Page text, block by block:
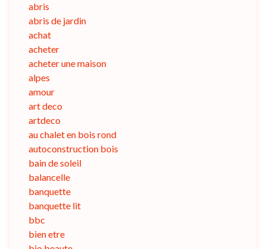
abris
abris de jardin
achat
acheter
acheter une maison
alpes
amour
art deco
artdeco
au chalet en bois rond
autoconstruction bois
bain de soleil
balancelle
banquette
banquette lit
bbc
bien etre